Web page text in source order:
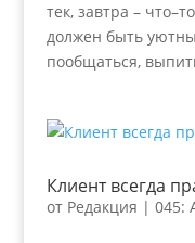
тек, завтра –
должен быть
пообщаться,
Клиент всегда
от Редакция | 045: